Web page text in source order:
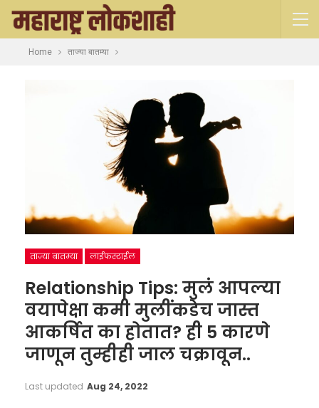
Home ताज्या बातम्या
ताज्या बातम्या लाईफस्टाईल
Relationship Tips: मुलं आपल्या
वयापेक्षा कमी मुलींकडेच जास्त
आकर्षित का होतात? ही 5 कारणे
जाणून तुम्हीही जाल चक्रावून..
Last updated Aug 24, 2022